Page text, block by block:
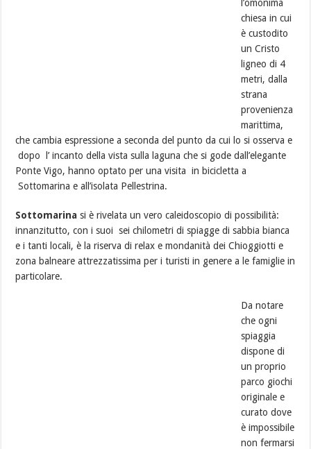
l’omonima
chiesa in cui
è custodito
un Cristo
ligneo di 4
metri, dalla
strana
provenienza
marittima,
che cambia espressione a seconda del punto da cui lo si osserva e
dopo l’ incanto della vista sulla laguna che si gode dall’elegante
Ponte Vigo, hanno optato per una visita in bicicletta a
Sottomarina e all’isolata Pellestrina.
Sottomarina si è rivelata un vero caleidoscopio di possibilità:
innanzitutto, con i suoi sei chilometri di spiagge di sabbia bianca
e i tanti locali, è la riserva di relax e mondanità dei Chioggiotti e
zona balneare attrezzatissima per i turisti in genere a le famiglie in
particolare.
Da notare
che ogni
spiaggia
dispone di
un proprio
parco giochi
originale e
curato dove
è impossibile
non fermarsi